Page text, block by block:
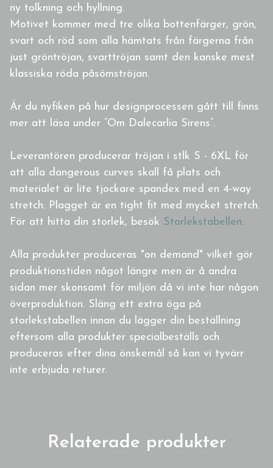
ny tolkning och hyllning.
Motivet kommer med tre olika bottenfärger, grön,
svart och röd som alla hämtats från färgerna från
just gröntröjan, svarttröjan samt den kanske mest
klassiska röda påsömströjan.
Är du nyfiken på hur designprocessen gått till finns
mer att läsa under ”Om Dalecarlia Sirens”.
Leverantören producerar tröjan i stlk S - 6XL för
att alla dangerous curves skall få plats och
materialet är lite tjockare spandex med en 4-way
stretch. Plagget är en tight fit med mycket stretch.
För att hitta din storlek, besök Storlekstabellen.
Alla produkter produceras "on demand" vilket gör
produktionstiden något längre men är å andra
sidan mer skonsamt för miljön då vi inte har någon
överproduktion. Släng ett extra öga på
storlekstabellen innan du lägger din beställning
eftersom alla produkter specialbeställs och
produceras efter dina önskemål så kan vi tyvärr
inte erbjuda returer.
Relaterade produkter